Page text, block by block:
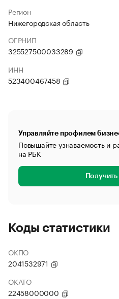
Регион
Нижегородская область
ОГРНИП
325527500033289
ИНН
523400467458
Управляйте профилем
Повышайте узнаваемость и
на РБК
Коды статистики
ОКПО
2041532971
ОКАТО
22458000000